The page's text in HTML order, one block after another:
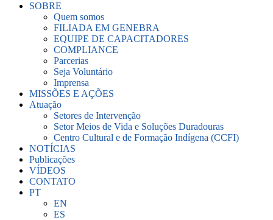
SOBRE
Quem somos
FILIADA EM GENEBRA
EQUIPE DE CAPACITADORES
COMPLIANCE
Parcerias
Seja Voluntário
Imprensa
MISSÕES E AÇÕES
Atuação
Setores de Intervenção
Setor Meios de Vida e Soluções Duradouras
Centro Cultural e de Formação Indígena (CCFI)
NOTÍCIAS
Publicações
VÍDEOS
CONTATO
PT
EN
ES